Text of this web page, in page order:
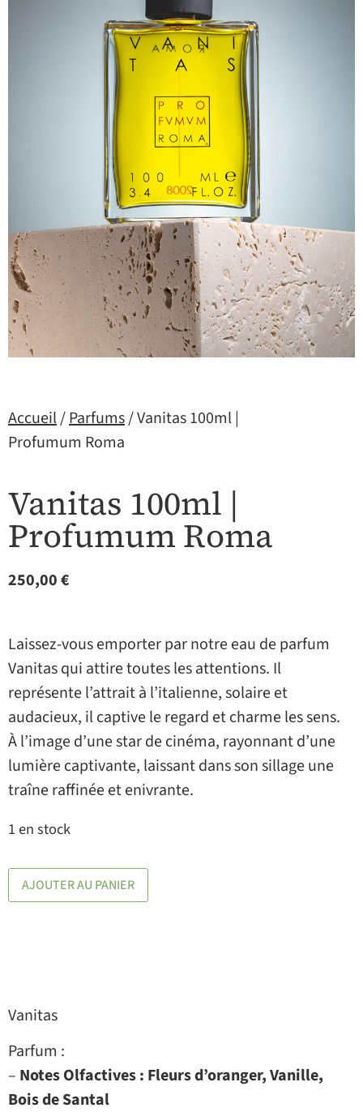
Accueil/Parfums/ Vanitas 100ml |
Profumum Roma
Vanitas 100ml |
Profumum Roma
250,00€
Laissez-vous emporter par notre eau de parfum
Vanitas qui attire toutes les attentions. Il
représente l’attrait à l’italienne, solaire et
audacieux, il captive le regard et charme les sens.
À l’image d’une star de cinéma, rayonnant d’une
lumière captivante, laissant dans son sillage une
traîne raffinée et enivrante.
1 en stock
AJOUTER AU PANIER
Vanitas
Parfum :
– Notes Olfactives : Fleurs d’oranger, Vanille,
Bois de Santal